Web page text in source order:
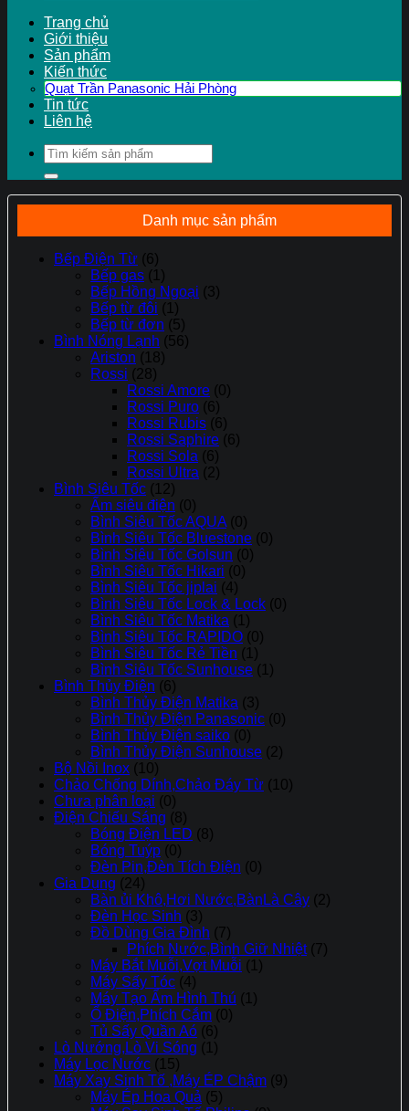
Trang chủ
Giới thiệu
Sản phẩm
Kiến thức
Quạt Trần Panasonic Hải Phòng
Tin tức
Liên hệ
Tìm
kiếm:
Danh mục sản phẩm
Bếp Điện Từ (6)
Bếp gas (1)
Bếp Hồng Ngoại (3)
Bếp từ đôi (1)
Bếp từ đơn (5)
Bình Nóng Lạnh (56)
Ariston (18)
Rossi (28)
Rossi Amore (0)
Rossi Puro (6)
Rossi Rubis (6)
Rossi Saphire (6)
Rossi Sola (6)
Rossi Ultra (2)
Bình Siêu Tốc (12)
Ấm siêu điện (0)
Bình Siêu Tốc AQUA (0)
Bình Siêu Tốc Bluestone (0)
Bình Siêu Tốc Golsun (0)
Bình Siêu Tốc Hikari (0)
Bình Siêu Tốc jiplai (4)
Bình Siêu Tốc Lock & Lock (0)
Bình Siêu Tốc Matika (1)
Bình Siêu Tốc RAPIDO (0)
Bình Siêu Tốc Rẻ Tiền (1)
Bình Siêu Tốc Sunhouse (1)
Bình Thủy Điện (6)
Bình Thủy Điện Matika (3)
Bình Thủy Điện Panasonic (0)
Bình Thủy Điện saiko (0)
Bình Thủy Điện Sunhouse (2)
Bộ Nồi Inox (10)
Chảo Chống Dính,Chảo Đáy Từ (10)
Chưa phân loại (0)
Điện Chiếu Sáng (8)
Bóng Điện LED (8)
Bóng Tuýp (0)
Đèn Pin,Đèn Tích Điện (0)
Gia Dụng (24)
Bàn ủi Khô,Hơi Nước,BànLà Cây (2)
Đèn Học Sinh (3)
Đồ Dùng Gia Đình (7)
Phích Nước,Bình Giữ Nhiệt (7)
Máy Bắt Muỗi,Vợt Muỗi (1)
Máy Sấy Tóc (4)
Máy Tạo Ẩm Hình Thú (1)
Ổ Điện,Phích Cắm (0)
Tủ Sấy Quần Aó (6)
Lò Nướng,Lò Vi Sóng (1)
Máy Lọc Nước (15)
Máy Xay Sinh Tố ,Máy ÉP Chậm (9)
Máy Ép Hoa Quả (5)